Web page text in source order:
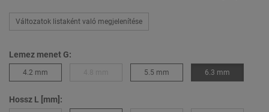
Változatok listaként való megjelenítése
Lemez menet G:
4.2 mm 5.5 mm 6.3 mm
Hossz L [mm]: